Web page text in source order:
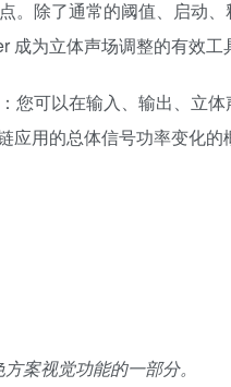
。除了通常的阈值、启动、
成为立体声场调整的有效工
您可以在输入、输出、立体
用的总体信号功率变化的
案视觉功能的一部分。